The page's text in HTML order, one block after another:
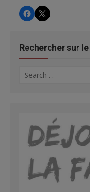
CHRSCHRS
Rechercher sur
Search